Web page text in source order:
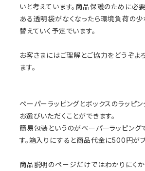
いと考えています。商品保護のために必
ある透明袋がなくなったら環境負荷の少
替えていく予定でいます。
お客さまにはご理解とご協力をどうぞよ
ます。
ペーパーラッピングとボックスのラッピン
お選びいただくことができます。
簡易包装というのがペーパーラッピング
す。箱入りにすると商品代金に500円がプ
商品説明のページだけではわかりにく